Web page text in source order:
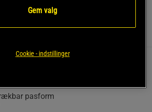
pasform
Gem valg
Cookie - indstillinger